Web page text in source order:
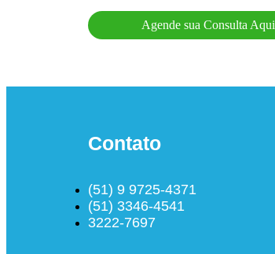
Agende sua Consulta Aqui
Contato
(51) 9 9725-4371
(51) 3346-4541
3222-7697